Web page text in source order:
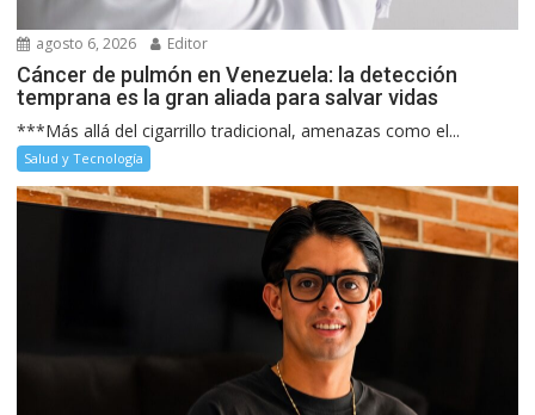
agosto 6, 2026 Editor
Cáncer de pulmón en Venezuela: la detección
temprana es la gran aliada para salvar vidas
***Más allá del cigarrillo tradicional, amenazas como el...
Salud y Tecnología